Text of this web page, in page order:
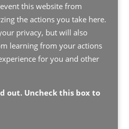
this website from
the actions you take here.
privacy, but will also
learning from your actions
for you and other
out. Uncheck this box to